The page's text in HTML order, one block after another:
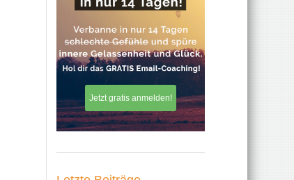
Jetzt gratis anmelden!